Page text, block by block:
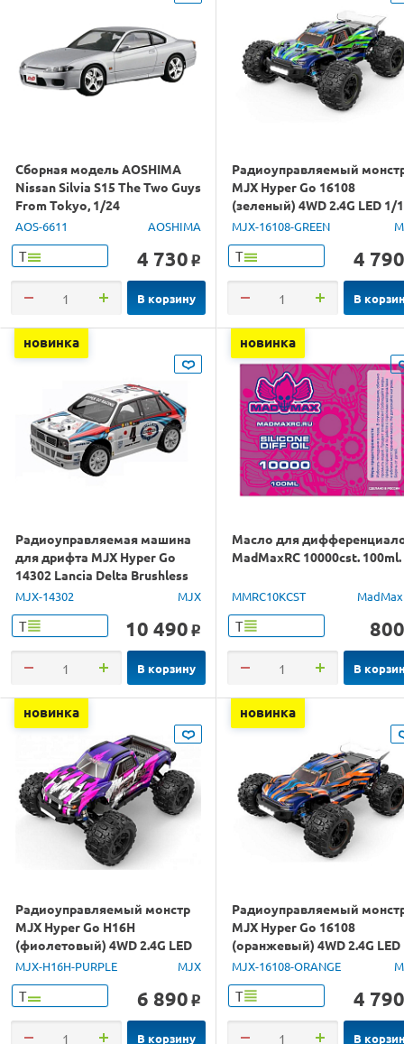
Сборная модель AOSHIMA
Nissan Silvia S15 The Two Guys
From Tokyo, 1/24
AOS-6611 AOSHIMA
Т 4 730 o
В корзину
Радиоуправляемый
MJX Hyper Go 16108
(зеленый) 4WD 2.4G LED 1/
RTR
MJX-16108-GREEN
Т 4 790
В
новинка
Радиоуправляемая машина
для дрифта MJX Hyper Go
14302 Lancia Delta Brushless
4WD 2.4G LED 1/14 RTR
MJX-14302 MJX
Т 10 490 o
В корзину
новинка
Масло для
MadMaxRC 10000cst. 100ml.
MMRC10KCST
Т 800
В
новинка
Радиоуправляемый монстр
MJX Hyper Go H16H
(фиолетовый) 4WD 2.4G LED
GPS 1/16 RTR
MJX-H16H-PURPLE MJX
Т 6 890 o
В корзину
новинка
Радиоуправляемый
MJX Hyper Go 16108
(оранжевый) 4WD 2.4G LED
1/16 RTR
MJX-16108-ORANGE
Т 4 790
В